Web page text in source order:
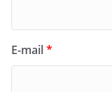
E-mail*